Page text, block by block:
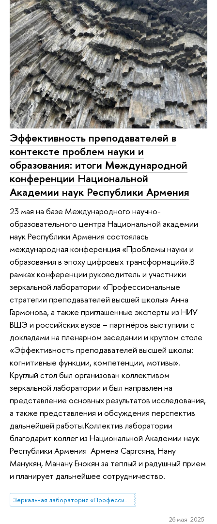
Эффективность преподавателей в
контексте проблем науки и
образования: итоги Международной
конференции Национальной
Академии наук Республики Армения
23 мая на базе Международного научно-
образовательного центра Национальной академии
наук Республики Армения состоялась
международная конференция «Проблемы науки и
образования в эпоху цифровых трансформаций».В
рамках конференции руководитель и участники
зеркальной лаборатории «Профессиональные
стратегии преподавателей высшей школы» Анна
Гармонова, а также приглашенные эксперты из НИУ
ВШЭ и российских вузов – партнёров выступили с
докладами на пленарном заседании и круглом столе
«Эффективность преподавателей высшей школы:
когнитивные функции, компетенции, мотивы».
Круглый стол был организован коллективом
зеркальной лаборатории и был направлен на
представление основных результатов исследования,
а также представления и обсуждения перспектив
дальнейшей работы.Коллектив лаборатории
благодарит коллег из Национальной Академии наук
Республики Армения Армена Саргсяна, Нану
Манукян, Манану Енокян за теплый и радушный прием
и планирует дальнейшее сотрудничество.
Зеркальная лаборатория «Профессиональные стратегии преподавателей высшей школы в современной России»
26 мая 2025